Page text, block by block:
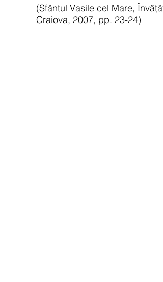
(Sfântul Vasile cel Mare,
Craiova, 2007, pp. 23-24)